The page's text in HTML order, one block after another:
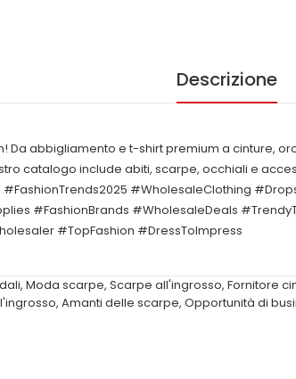
Descrizione
Da abbigliamento e t-shirt premium a cinture,
catalogo include abiti, scarpe, occhiali e
#WholesaleClothing
#FashionBrands #WholesaleDeals
#TopFashion #DressToImpress
, Moda scarpe, Scarpe all'ingrosso, Fornitore
, Amanti delle scarpe, Opportunità di